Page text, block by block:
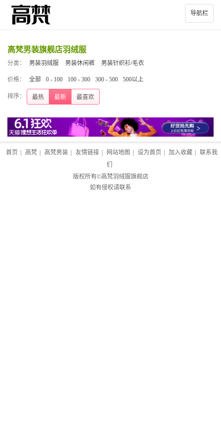
导航栏
高梵男装旗舰店羽绒服
分类： 男装羽绒服 男装休闲裤 男装针织衫/毛衣
价格： 全部 0 - 100 100 - 300 300 - 500 500以上
排序： 最热 最新 最喜欢
首页 高梵 高梵男装 友情链接 网站地图 设为首页 加入收藏
联系我
们
版权所有©高梵羽绒服旗舰店
如有侵权请联系